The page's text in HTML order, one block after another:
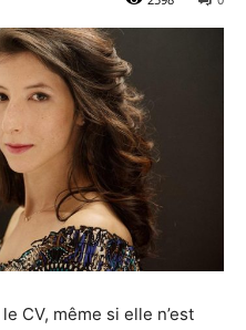
CV, même si elle n’est